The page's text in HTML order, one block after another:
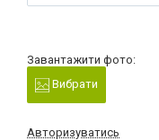
Завантажити фото:
Вибрати
Авторизуватись